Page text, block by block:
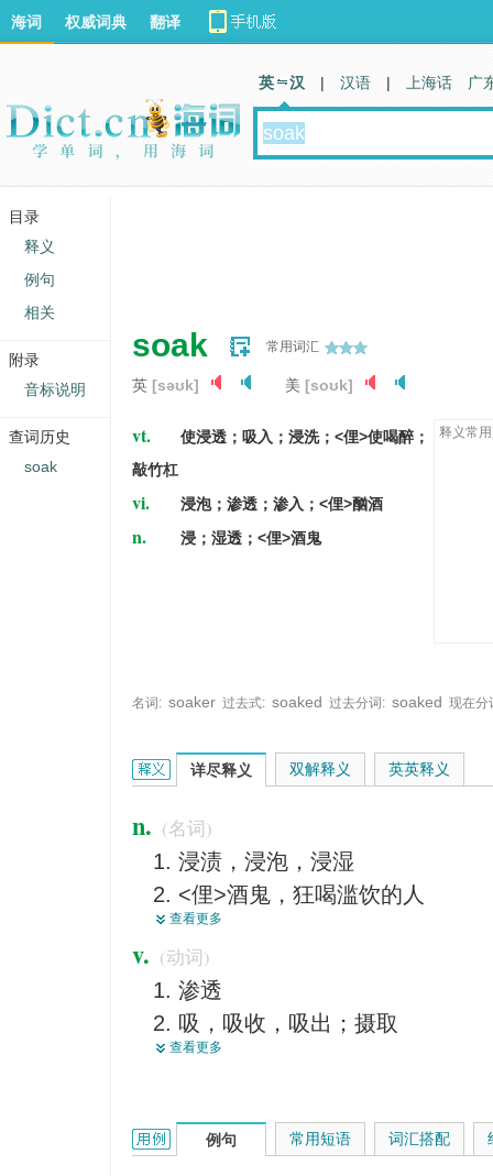
soak 常用词汇
英 [səʊk] 美 [soʊk]
vt.
使浸透；吸入；浸洗；<俚>使喝醉；
敲竹杠
vi. 浸泡；渗透；渗入；<俚>酗酒
n. 浸；湿透；<俚>酒鬼
释义常
名词: soaker 过去式: soaked 过去分词: soaked 现在分
soak的英文翻译是什么意思，词典释义与在线翻译：
详尽释义
n. (名词)
浸渍，浸泡，浸湿
<俚>酒鬼，狂喝滥饮的人
烂醉，狂饮
大雨
浸液
湿透
酒宴
殴打
洗澡，泡澡
查看更多
v. (动词)
渗透
吸，吸收，吸出；摄取
湿透，浸湿，浸泡，浸渍
使沉湎，使热衷
<俚>痛打，重罚
查看更多
双解释义 英英释义
soak的用法和样例：
例句 常用短语 词汇搭配
海词 权威词典 翻译
英 汉 | 汉语 | 上海话 广
目录
释义
例句
相关
附录
音标说明
查词历史
soak